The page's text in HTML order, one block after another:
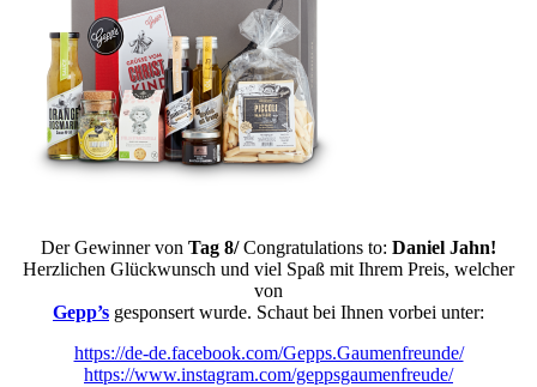
Der Gewinner von Tag 8/Congratulations to: Daniel Jahn!
Herzlichen Glückwunsch und viel Spaß mit Ihrem Preis, welcher
von
Gepp’s gesponsert wurde. Schaut bei Ihnen vorbei unter:
https://de-de.facebook.com/Gepps.Gaumenfreunde/
https://www.instagram.com/geppsgaumenfreude/